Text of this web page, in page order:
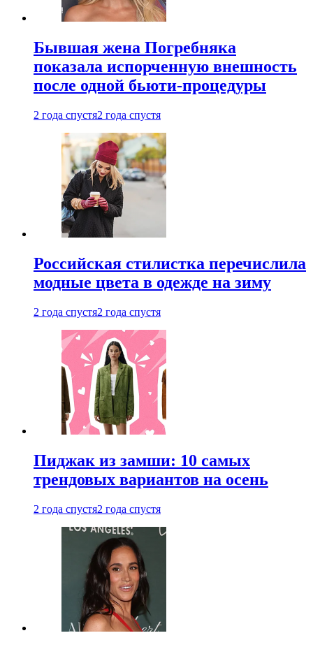
Бывшая жена Погребняка
показала испорченную внешность
после одной бьюти-процедуры
2 года спустя2 года спустя
Российская стилистка перечислила
модные цвета в одежде на зиму
2 года спустя2 года спустя
Пиджак из замши: 10 самых
трендовых вариантов на осень
2 года спустя2 года спустя